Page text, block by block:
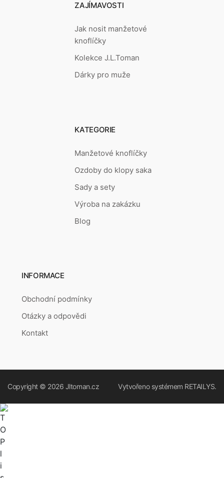
ZAJÍMAVOSTI
Jak nosit manžetové
knoflíčky
Kolekce J.L.Toman
Dárky pro muže
KATEGORIE
Manžetové knoflíčky
Ozdoby do klopy saka
Sady a sety
Výroba na zakázku
Blog
INFORMACE
Obchodní podmínky
Otázky a odpovědi
Kontakt
Copyright © 2026 Jltoman.cz Vytvořeno systémem RETAILYS.